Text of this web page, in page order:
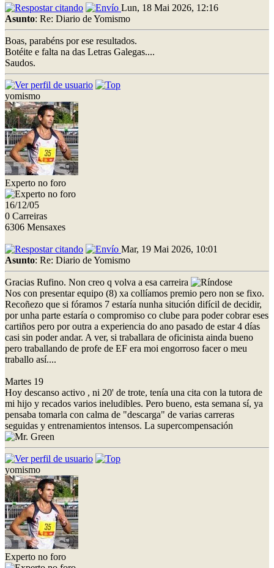
Lun, 18 Mai 2026, 12:16
Asunto: Re: Diario de Yomismo
Boas, parabéns por ese resultados.
Botéite e falta na das Letras Galegas....
Saudos.
yomismo
Experto no foro
16/12/05
0 Carreiras
6306 Mensaxes
Mar, 19 Mai 2026, 10:01
Asunto: Re: Diario de Yomismo
Gracias Rufino. Non creo q volva a esa carreira
Nos con presentar equipo (8) xa collíamos premio pero non se fixo.
Recoñezo que si fóramos 7 estaría nunha situción difícil de decidir,
por unha parte estaría o compromiso co clube para poder cobrar eses
cartiños pero por outra a experiencia do ano pasado de estar 4 días
casi sin poder andar. A ver, si traballara de oficinista ainda bueno
pero traballando de profe de EF era moi engorroso facer o meu
traballo así....
Martes 19
Hoy descanso activo , ni 20' de trote, tenía una cita con la tutora de
mi hijo y recados varios ineludibles. Pero bueno, esta semana sí, ya
pensaba tomarla con calma de "descarga" de varias carreras
seguidas y entrenamientos intensos. La supercompensación
yomismo
Experto no foro